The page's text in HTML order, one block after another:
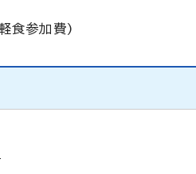
食参加費)